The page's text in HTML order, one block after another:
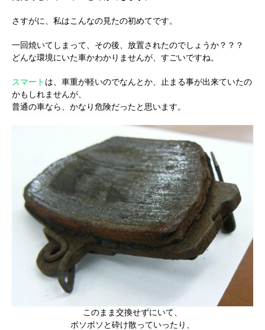
さすがに、私はこんなの見たの初めてです。
一回焼いてしまって、その後、放置されたのでしょうか？？？
どんな環境にいた車かわかりませんが、すごいですね。
スマート は、車重が軽いのでなんとか、止まる事が出来ていたの
かもしれませんが、
普通の車なら、かなり危険だったと思います。
このまま交換せずにいて、
ボソボソと砕け散っていったり、